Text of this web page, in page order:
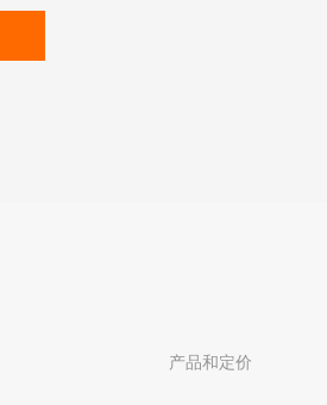
产品和定价